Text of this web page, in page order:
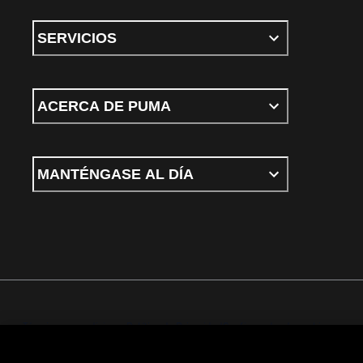
SERVICIOS
ACERCA DE PUMA
MANTÉNGASE AL DÍA
Términos y condiciones Política de PrivacidadConfigurador de cookies